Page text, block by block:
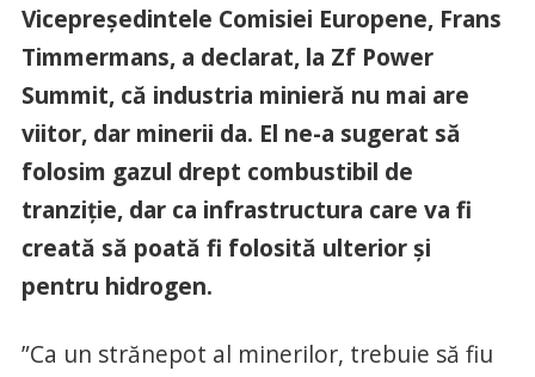
Vicepreședintele Comisiei Europene, Frans
Timmermans, a declarat, la Zf Power
Summit, că industria minieră nu mai are
viitor, dar minerii da. El ne-a sugerat să
folosim gazul drept combustibil de
tranziție, dar ca infrastructura care va fi
creată să poată fi folosită ulterior și
pentru hidrogen.
”Ca un strănepot al minerilor, trebuie să fiu